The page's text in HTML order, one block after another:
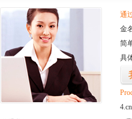
通
金
简
具